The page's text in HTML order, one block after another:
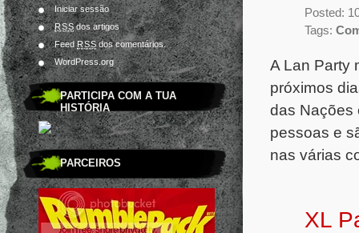
Iniciar sessão
RSSdos artigos
FeedRSSdos comentários.
WordPress.org
PARTICIPA COM A TUA
HISTÓRIA
PARCEIROS
Posted:
Tags:
A Lan Party
próximos
das Nações
pessoas e
nas várias
XL